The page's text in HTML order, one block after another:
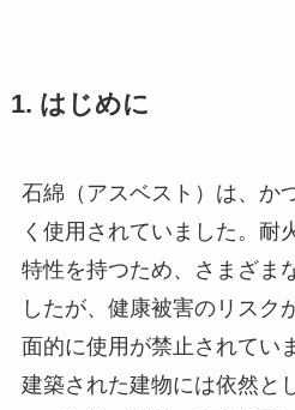
1. はじめに
石綿（アスベスト）は、か
く使用されていました。耐
特性を持つため、さまざま
したが、健康被害のリスク
面的に使用が禁止されてい
建築された建物には依然と